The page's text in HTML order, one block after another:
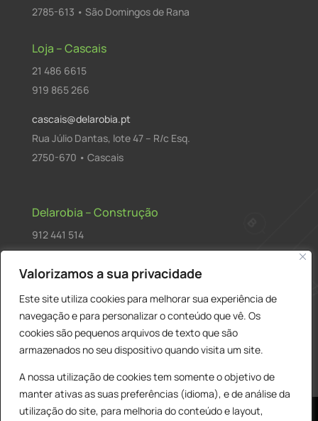
Valorizamos a sua privacidade
Este site utiliza cookies para melhorar sua experiência de
navegação e para personalizar o conteúdo que vê. Os
cookies são pequenos arquivos de texto que são
armazenados no seu dispositivo quando visita um site.
A nossa utilização de cookies tem somente o objetivo de
manter ativas as suas preferências (idioma), e de análise da
utilização do site, para melhoria do conteúdo e layout,
2785-613 • São Domingos de Rana
Loja – Cascais
21 486 6615
919 865 266
cascais@delarobia.pt
Rua Júlio Dantas, lote 47 – R/c Esq.
2750-670 • Cascais
Delarobia – Construção
912 441 514
R. António Andrade, 1171
2820-287 • Charneca de Caparica
Products
search PESQUISAR